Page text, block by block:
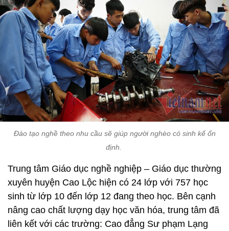
Đào tạo nghề theo nhu cầu sẽ giúp người nghèo có sinh kế ổn
định.
Trung tâm Giáo dục nghề nghiệp – Giáo dục thường
xuyên huyện Cao Lộc hiện có 24 lớp với 757 học
sinh từ lớp 10 đến lớp 12 đang theo học. Bên cạnh
nâng cao chất lượng dạy học văn hóa, trung tâm đã
liên kết với các trường: Cao đẳng Sư phạm Lạng